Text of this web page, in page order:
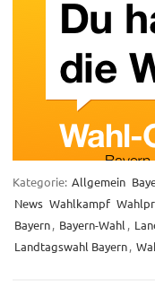
Kategorie: Allgemein
News Wahlkampf
Bayern, Bayern-Wahl ,
Landtagswahl Bayern,